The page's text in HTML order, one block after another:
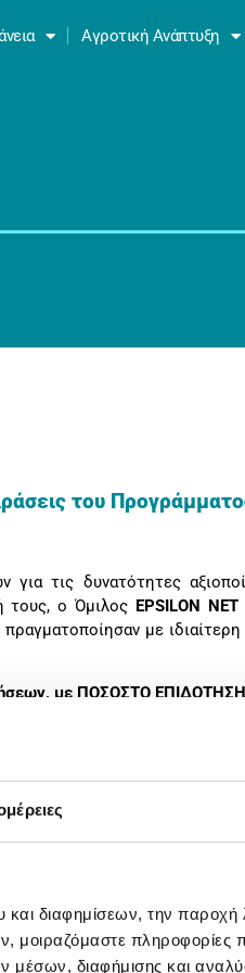
διαφημίσεων, την παροχή
μοιραζόμαστε
μέσων, διαφήμισης και
Αγροτική Ανάπτυξη
του
τις δυνατότητες
τους, ο Όμιλος EPSILON NET
πραγματοποίησαν με
με ΠΟΣΟΣΤΟ
στη Περιφέρεια του Βόρειου
καθώς και της
του Προγράμματος.
υπαγωγής και των